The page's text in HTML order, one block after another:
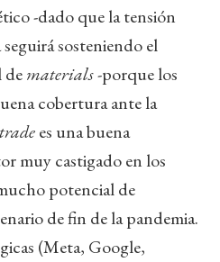
-dado que la tensión
sosteniendo el
dematerials-porque los
cobertura ante la
es una buena
muy castigado en los
potencial de
de fin de la pandemia.
(Meta, Google,